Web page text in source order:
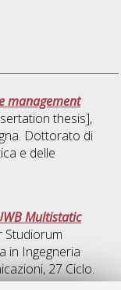
management
thesis],
Dottorato di
e delle
Multistatic
Studiorum
in Ingegneria
, 27 Ciclo.